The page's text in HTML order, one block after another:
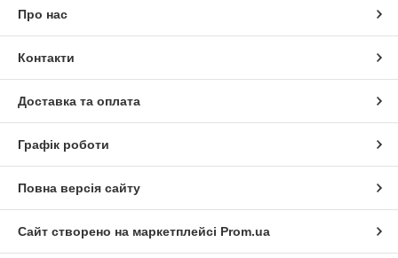
Про нас
Контакти
Доставка та оплата
Графік роботи
Повна версія сайту
Сайт створено на маркетплейсі Prom.ua